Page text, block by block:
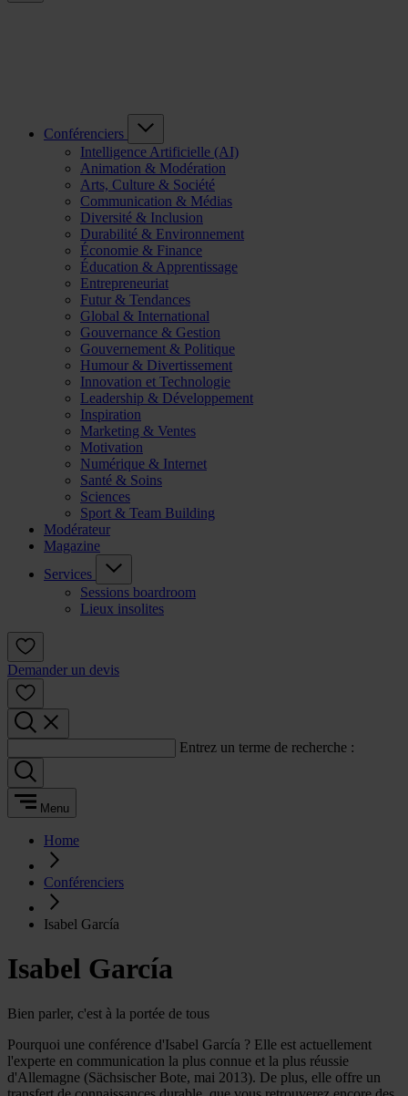
Conférenciers
Intelligence Artificielle (AI)
Animation & Modération
Arts, Culture & Société
Communication & Médias
Diversité & Inclusion
Durabilité & Environnement
Économie & Finance
Éducation & Apprentissage
Entrepreneuriat
Futur & Tendances
Global & International
Gouvernance & Gestion
Gouvernement & Politique
Humour & Divertissement
Innovation et Technologie
Leadership & Développement
Inspiration
Marketing & Ventes
Motivation
Numérique & Internet
Santé & Soins
Sciences
Sport & Team Building
Modérateur
Magazine
Services
Sessions boardroom
Lieux insolites
Demander un devis
Entrez un terme de recherche :
Menu
Home
Conférenciers
Isabel García
Isabel García
Bien parler, c'est à la portée de tous
Pourquoi une conférence d'Isabel García ? Elle est actuellement
l'experte en communication la plus connue et la plus réussie
d'Allemagne (Sächsischer Bote, mai 2013). De plus, elle offre un